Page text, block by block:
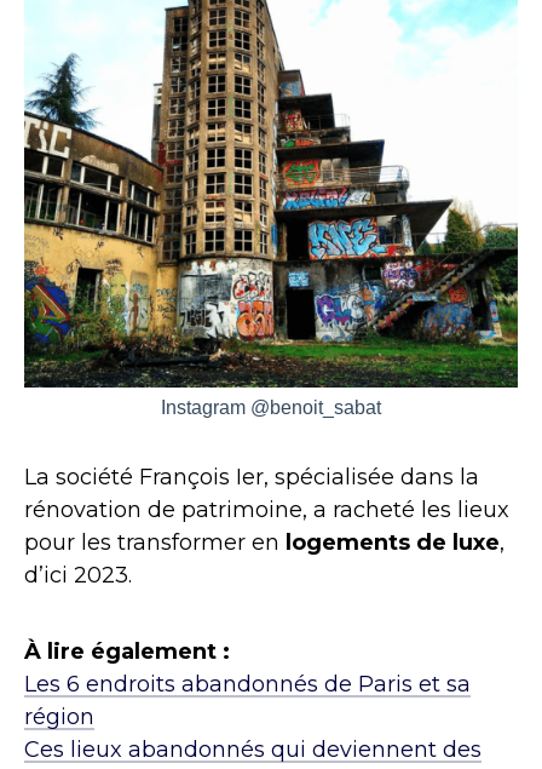
Instagram @benoit_sabat
La société François Ier, spécialisée dans la
rénovation de patrimoine, a racheté les lieux
pour les transformer en logements de luxe,
d’ici 2023.
À lire également :
Les 6 endroits abandonnés de Paris et sa
région
Ces lieux abandonnés qui deviennent des